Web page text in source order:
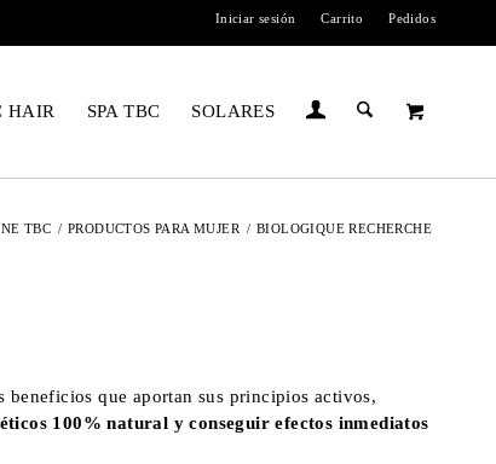
Iniciar sesión Carrito Pedidos
HAIR SPA TBC SOLARES
TBC / PRODUCTOS PARA MUJER / BIOLOGIQUE RECHERCHE
que aportan sus principios activos,
100% natural y conseguir efectos inmediatos